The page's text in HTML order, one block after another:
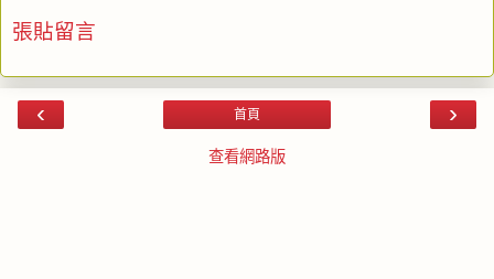
張貼留言
‹ ›
首頁
查看網路版